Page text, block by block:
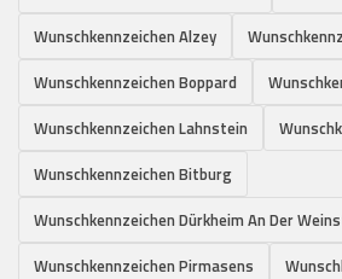
Wunschkennzeichen Alzey
Wunschkennzeichen Boppard
Wunschkennzeichen Lahnstein
Wunschkennzeichen Bitburg
Wunschkennzeichen Dürkheim An Der
Wunschkennzeichen Pirmasens